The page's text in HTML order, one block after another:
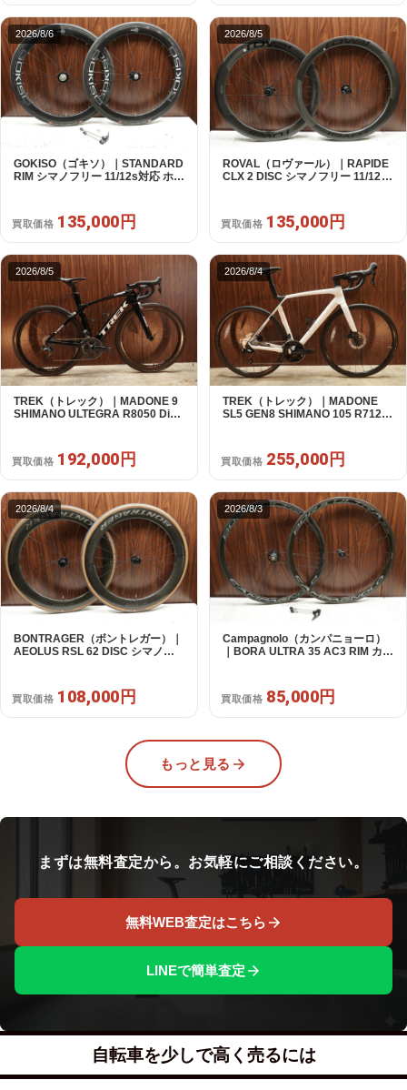
2026/8/6
GOKISO（ゴキソ）｜STANDARD
RIM シマノフリー 11/12s対応 ホイ
買取価格 135,000円
2026/8/5
ROVAL（ロヴァール）｜RAPIDE
CLX 2 DISC シマノフリー 11/12s
買取価格 135,000円
2026/8/5
TREK（トレック）｜MADONE 9
SHIMANO ULTEGRA R8050 Di2
買取価格 192,000円
2026/8/4
TREK（トレック）｜MADONE
SL5 GEN8 SHIMANO 105 R7120
買取価格 255,000円
2026/8/4
BONTRAGER（ボントレガー）｜
AEOLUS RSL 62 DISC シマノフ
買取価格 108,000円
2026/8/3
Campagnolo（カンパニョーロ）
｜BORA ULTRA 35 AC3 RIM カン
買取価格 85,000円
もっと見る
まずは無料査定から。お気軽にご相談ください。
無料WEB査定はこちら
LINEで簡単査定
自転車を少しで高く売るには